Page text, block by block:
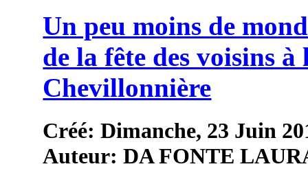
Un peu moins de
de la fête des voisins à
Chevillonnière
Créé: Dimanche, 23 Juin
Auteur: DA FONTE